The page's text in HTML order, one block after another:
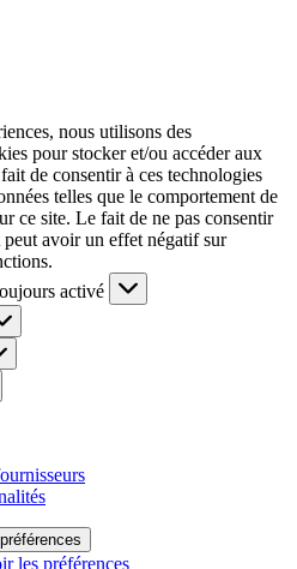
nous utilisons des
pour stocker et/ou accéder aux
de consentir à ces technologies
telles que le comportement de
ce site. Le fait de ne pas consentir
avoir un effet négatif sur
activé
les préférences